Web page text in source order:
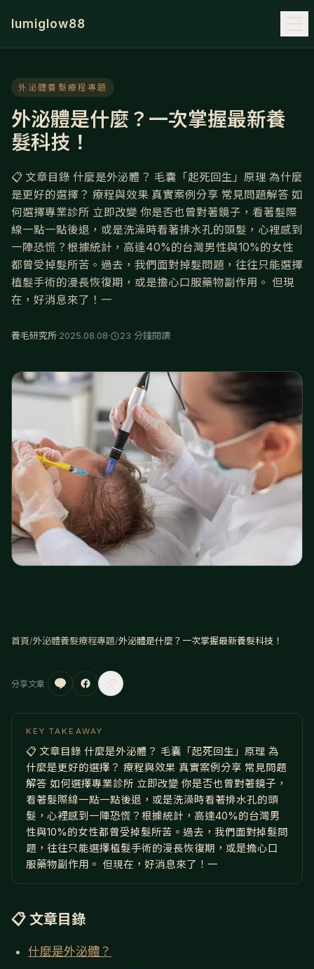
lumiglow88
外泌體養髮療程專題
外泌體是什麼？一次掌握最新養
髮科技！
📋 文章目錄 什麼是外泌體？ 毛囊「起死回生」原理 為什麼
是更好的選擇？ 療程與效果 真實案例分享 常見問題解答 如
何選擇專業診所 立即改變 你是否也曾對著鏡子，看著髮際
線一點一點後退，或是洗澡時看著排水孔的頭髮，心裡感到
一陣恐慌？根據統計，高達40%的台灣男性與10%的女性
都曾受掉髮所苦。過去，我們面對掉髮問題，往往只能選擇
植髮手術的漫長恢復期，或是擔心口服藥物副作用。 但現
在，好消息來了！一
養毛研究所·2025.08.08· 23 分鐘閱讀
首頁/外泌體養髮療程專題/外泌體是什麼？一次掌握最新養髮科技！
分享文章
KEY TAKEAWAY
📋 文章目錄 什麼是外泌體？ 毛囊「起死回生」原理 為
什麼是更好的選擇？ 療程與效果 真實案例分享 常見問題
解答 如何選擇專業診所 立即改變 你是否也曾對著鏡子，
看著髮際線一點一點後退，或是洗澡時看著排水孔的頭
髮，心裡感到一陣恐慌？根據統計，高達40%的台灣男
性與10%的女性都曾受掉髮所苦。過去，我們面對掉髮問
題，往往只能選擇植髮手術的漫長恢復期，或是擔心口
服藥物副作用。 但現在，好消息來了！一
📋 文章目錄
什麼是外泌體？